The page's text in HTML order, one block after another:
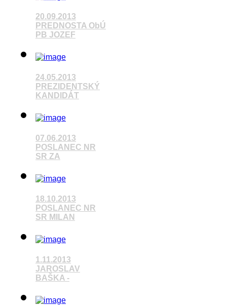
20.09.2013
PREDNOSTA ObÚ
PB JOZEF
Pozrieť video
24.05.2013
PREZIDENTSKÝ
KANDIDÁT
Pozrieť video
07.06.2013
POSLANEC NR
SR ZA
Pozrieť video
18.10.2013
POSLANEC NR
SR MILAN
Pozrieť video
1.11.2013
JAROSLAV
BAŠKA -
Pozrieť video